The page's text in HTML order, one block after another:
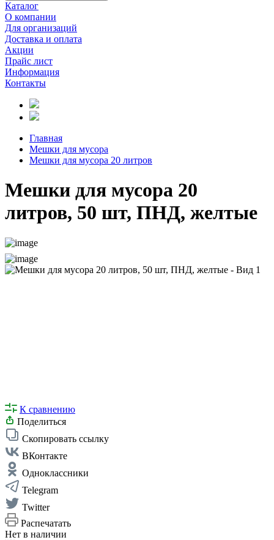
Каталог
О компании
Для организаций
Доставка и оплата
Акции
Прайс лист
Информация
Контакты
Главная
Мешки для мусора
Мешки для мусора 20 литров
Мешки для мусора 20
литров, 50 шт, ПНД, желтые
К сравнению
Поделиться
Скопировать ссылку
ВКонтакте
Одноклассники
Telegram
Twitter
Распечатать
Нет в наличии